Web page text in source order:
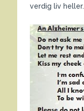
verdig liv heller.